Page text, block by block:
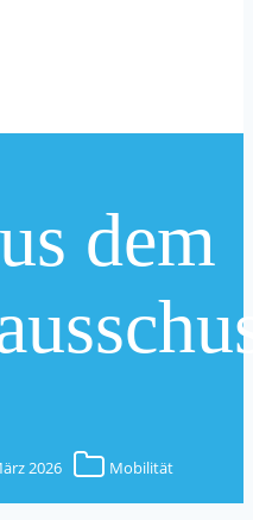
dem
2026 Mobilität